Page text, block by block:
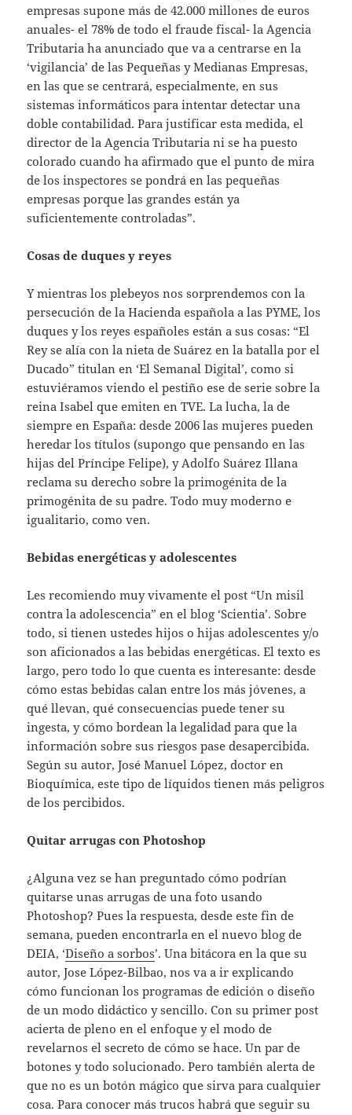
empresas supone más de 42.000 millones de euros
anuales- el 78% de todo el fraude fiscal- la Agencia
Tributaria ha anunciado que va a centrarse en la
‘vigilancia’ de las Pequeñas y Medianas Empresas,
en las que se centrará, especialmente, en sus
sistemas informáticos para intentar detectar una
doble contabilidad. Para justificar esta medida, el
director de la Agencia Tributaria ni se ha puesto
colorado cuando ha afirmado que el punto de mira
de los inspectores se pondrá en las pequeñas
empresas porque las grandes están ya
suficientemente controladas”.
Cosas de duques y reyes
Y mientras los plebeyos nos sorprendemos con la
persecución de la Hacienda española a las PYME, los
duques y los reyes españoles están a sus cosas: “El
Rey se alía con la nieta de Suárez en la batalla por el
Ducado” titulan en ‘El Semanal Digital’, como si
estuviéramos viendo el pestiño ese de serie sobre la
reina Isabel que emiten en TVE. La lucha, la de
siempre en España: desde 2006 las mujeres pueden
heredar los títulos (supongo que pensando en las
hijas del Príncipe Felipe), y Adolfo Suárez Illana
reclama su derecho sobre la primogénita de la
primogénita de su padre. Todo muy moderno e
igualitario, como ven.
Bebidas energéticas y adolescentes
Les recomiendo muy vivamente el post “Un misil
contra la adolescencia” en el blog ‘Scientia’. Sobre
todo, si tienen ustedes hijos o hijas adolescentes y/o
son aficionados a las bebidas energéticas. El texto es
largo, pero todo lo que cuenta es interesante: desde
cómo estas bebidas calan entre los más jóvenes, a
qué llevan, qué consecuencias puede tener su
ingesta, y cómo bordean la legalidad para que la
información sobre sus riesgos pase desapercibida.
Según su autor, José Manuel López, doctor en
Bioquímica, este tipo de líquidos tienen más peligros
de los percibidos.
Quitar arrugas con Photoshop
¿Alguna vez se han preguntado cómo podrían
quitarse unas arrugas de una foto usando
Photoshop? Pues la respuesta, desde este fin de
semana, pueden encontrarla en el nuevo blog de
DEIA, ‘Diseño a sorbos’. Una bitácora en la que su
autor, Jose López-Bilbao, nos va a ir explicando
cómo funcionan los programas de edición o diseño
de un modo didáctico y sencillo. Con su primer post
acierta de pleno en el enfoque y el modo de
revelarnos el secreto de cómo se hace. Un par de
botones y todo solucionado. Pero también alerta de
que no es un botón mágico que sirva para cualquier
cosa. Para conocer más trucos habrá que seguir su